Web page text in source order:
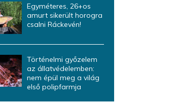
Egyméteres, 26+os
amurt sikerült horogra
csalni Ráckevén!
Történelmi győzelem
az állatvédelemben:
nem épül meg a világ
első polipfarmja